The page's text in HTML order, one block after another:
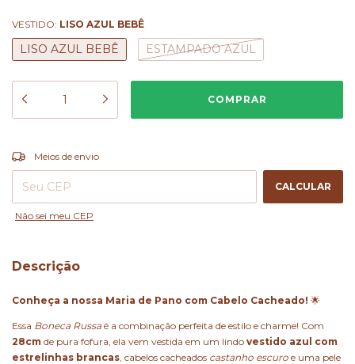
VESTIDO: LISO AZUL BEBÊ
LISO AZUL BEBÊ ESTAMPADO AZUL
Entregas para o CEP:
Meios de envio
CALCULAR
Não sei meu CEP
Descrição
Conheça a nossa Maria de Pano com Cabelo Cacheado! 🌟
Essa Boneca Russa é a combinação perfeita de estilo e charme! Com
28cm de pura fofura, ela vem vestida em um lindo vestido azul com
estrelinhas brancas, cabelos cacheados castanho escuro e uma pele